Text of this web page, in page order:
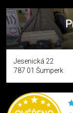
Jesenická 22
787 01 Šumperk